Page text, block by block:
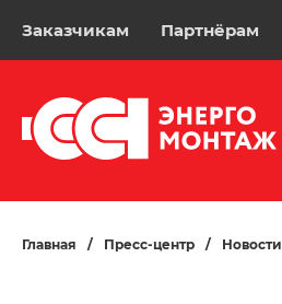
Заказчикам Партнёрам
Главная / Пресс-центр / Новости